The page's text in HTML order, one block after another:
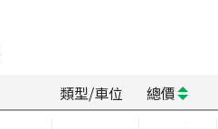
類型/車位 總價